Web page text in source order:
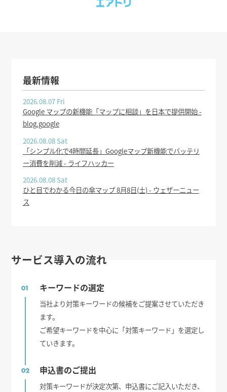
最新情報
2026.08.07 Fri
Google マップの新機能「マップに相談」を日本で提供開始 -
blog.google
2026.08.08 Sat
「シンプル化で4時間延長」Googleマップ新機能でバッテリ
ー消費を削減 - ライフハッカー
2026.08.08 Sat
ひと目でわかる今日の傘マップ 8月8日(土) - ウェザーニュー
ス
サービス導入の流れ
01 キーワードの選定
当社より対策キーワードの候補をご提案させていただき
ます。
ご希望キーワードを中心に「対策キーワード」を選定し
ていきます。
02 申込書のご提出
対策キーワードが決定次第、申込書にご記入いただき、